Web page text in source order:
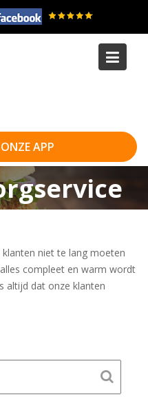
APP
niet te lang moeten
compleet en warm wordt
altijd dat onze klanten